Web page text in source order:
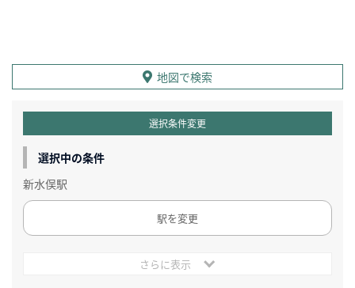
地図で検索
選択条件変更
選択中の条件
新水俣駅
駅を変更
さらに表示